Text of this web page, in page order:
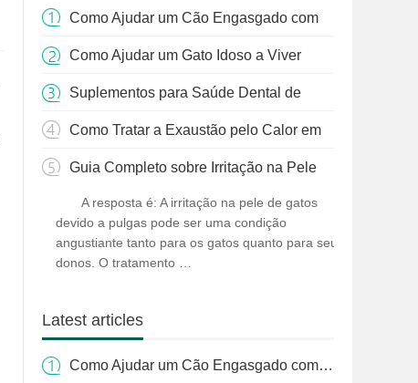
Como Ajudar um Cão Engasgado com
Grama: Um Guia Completo
Como Ajudar um Gato Idoso a Viver
Mais
Suplementos para Saúde Dental de
Gatos: Guia Essencial para Donos de
Animais
Como Tratar a Exaustão pelo Calor em
Cães: Um Guia Completo
Guia Completo sobre Irritação na Pele
de Gatos e Tratamento de Pulgas
A resposta é: A irritação na pele de gatos
devido a pulgas pode ser uma condição
angustiante tanto para os gatos quanto para seus
donos. O tratamento …
Latest articles
Como Ajudar um Cão Engasgado com Grama: Um Guia Completo